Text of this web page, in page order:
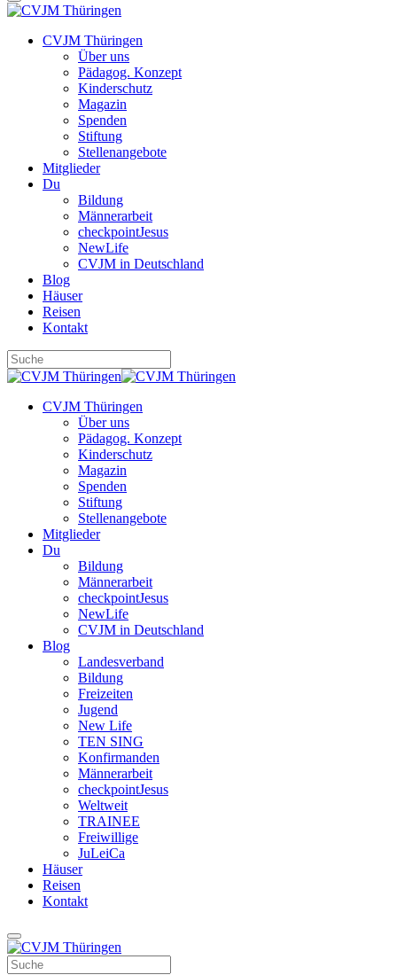
CVJM Thüringen
Über uns
Pädagog. Konzept
Kinderschutz
Magazin
Spenden
Stiftung
Stellenangebote
Mitglieder
Du
Bildung
Männerarbeit
checkpointJesus
NewLife
CVJM in Deutschland
Blog
Häuser
Reisen
Kontakt
CVJM Thüringen
Über uns
Pädagog. Konzept
Kinderschutz
Magazin
Spenden
Stiftung
Stellenangebote
Mitglieder
Du
Bildung
Männerarbeit
checkpointJesus
NewLife
CVJM in Deutschland
Blog
Landesverband
Bildung
Freizeiten
Jugend
New Life
TEN SING
Konfirmanden
Männerarbeit
checkpointJesus
Weltweit
TRAINEE
Freiwillige
JuLeiCa
Häuser
Reisen
Kontakt